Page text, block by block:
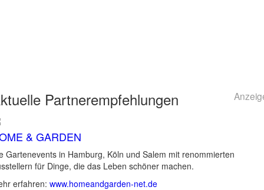
Partnerempfehlungen
& GARDEN
Gartenevents in Hamburg, Köln und Salem mit renommierten
für Dinge, die das Leben schöner machen.
erfahren: www.homeandgarden-net.de